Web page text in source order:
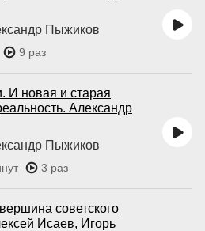
Пыжиков
9 раз
И новая и старая
Александр
Пыжиков
3 раз
советского
Исаев, Игорь